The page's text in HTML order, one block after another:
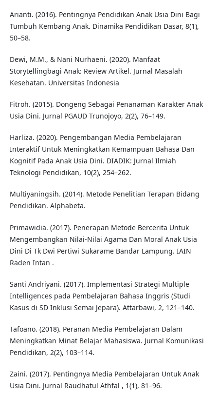
Arianti. (2016). Pentingnya Pendidikan Anak Usia Dini Bagi
Tumbuh Kembang Anak. Dinamika Pendidikan Dasar, 8(1),
50–58.
Dewi, M.M., & Nani Nurhaeni. (2020). Manfaat
Storytellingbagi Anak: Review Artikel. Jurnal Masalah
Kesehatan. Universitas Indonesia
Fitroh. (2015). Dongeng Sebagai Penanaman Karakter Anak
Usia Dini. Jurnal PGAUD Trunojoyo, 2(2), 76–149.
Harliza. (2020). Pengembangan Media Pembelajaran
Interaktif Untuk Meningkatkan Kemampuan Bahasa Dan
Kognitif Pada Anak Usia Dini. DIADIK: Jurnal Ilmiah
Teknologi Pendidikan, 10(2), 254–262.
Multiyaningsih. (2014). Metode Penelitian Terapan Bidang
Pendidikan. Alphabeta.
Primawidia. (2017). Penerapan Metode Bercerita Untuk
Mengembangkan Nilai-Nilai Agama Dan Moral Anak Usia
Dini Di Tk Dwi Pertiwi Sukarame Bandar Lampung. IAIN
Raden Intan .
Santi Andriyani. (2017). Implementasi Strategi Multiple
Intelligences pada Pembelajaran Bahasa Inggris (Studi
Kasus di SD Inklusi Semai Jepara). Attarbawi, 2, 121–140.
Tafoano. (2018). Peranan Media Pembelajaran Dalam
Meningkatkan Minat Belajar Mahasiswa. Jurnal Komunikasi
Pendidikan, 2(2), 103–114.
Zaini. (2017). Pentingnya Media Pembelajaran Untuk Anak
Usia Dini. Jurnal Raudhatul Athfal , 1(1), 81–96.